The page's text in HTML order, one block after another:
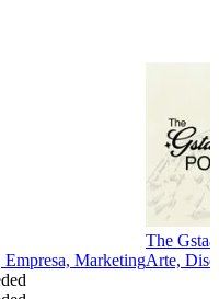
Marketing
The
Arte,